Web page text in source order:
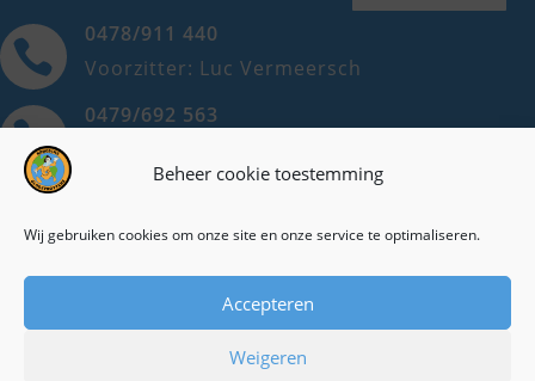
Beheer cookie toestemming
Wij gebruiken cookies om onze site en onze service te optimaliseren.
Accepteren
Weigeren

0478/911 440
Voorzitter: Luc Vermeersch

0479/692 563

Secretaris: Maria Michels
Privacyverklaring